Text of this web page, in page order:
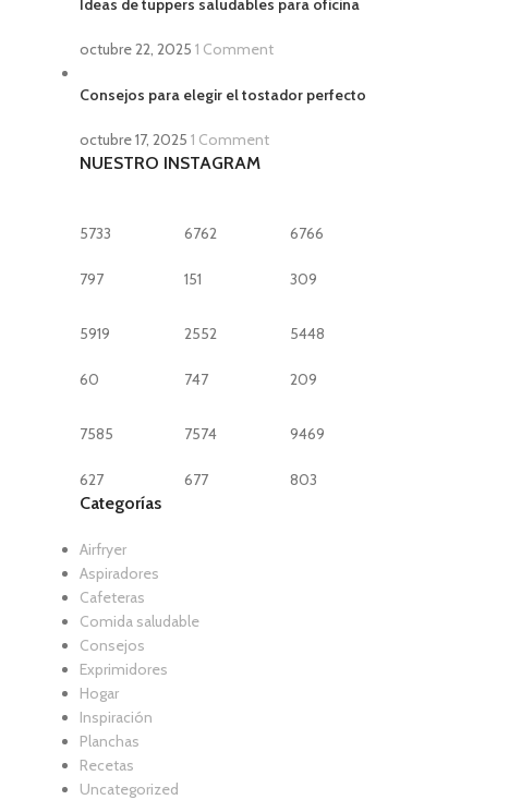
Ideas de tuppers saludables para oficina
octubre 22, 2025 1 Comment
Consejos para elegir el tostador perfecto
octubre 17, 2025 1 Comment
NUESTRO INSTAGRAM
5733
797
6762
151
6766
309
5919
60
2552
747
5448
209
7585
627
7574
677
9469
803
Categorías
Airfryer
Aspiradores
Cafeteras
Comida saludable
Consejos
Exprimidores
Hogar
Inspiración
Planchas
Recetas
Uncategorized